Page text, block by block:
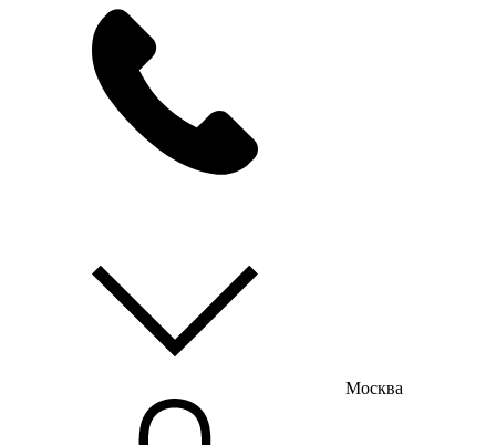
Москва